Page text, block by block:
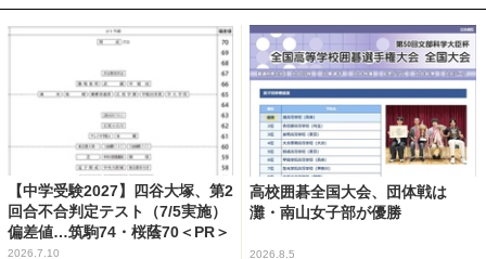
【中学受験2027】四谷大塚、第2
回合不合判定テスト（7/5実施）
偏差値…筑駒74・桜蔭70＜PR＞
2026.7.10
高校囲碁全国大会、団体戦は
灘・南山女子部が優勝
2026.8.5